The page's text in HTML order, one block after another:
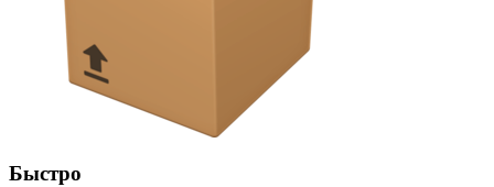
Быстро